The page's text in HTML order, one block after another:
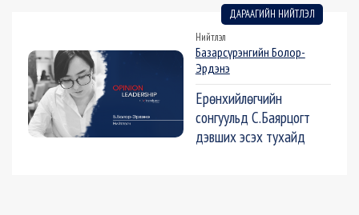
ДАРААГИЙН НИЙТЛЭЛ
Нийтлэл
Базарсүрэнгийн Болор-
Эрдэнэ
Ерөнхийлөгчийн
сонгуульд С.Баярцогт
дэвших эсэх тухайд